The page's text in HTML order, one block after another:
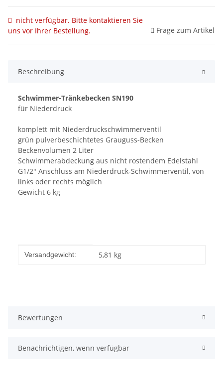
nicht verfügbar. Bitte kontaktieren Sie
uns vor Ihrer Bestellung.
Frage zum Artikel
Beschreibung
Schwimmer-Tränkebecken SN190
für Niederdruck
komplett mit Niederdruckschwimmerventil
grün pulverbeschichtetes Grauguss-Becken
Beckenvolumen 2 Liter
Schwimmerabdeckung aus nicht rostendem Edelstahl
G1/2" Anschluss am Niederdruck-Schwimmerventil, von
links oder rechts möglich
Gewicht 6 kg
Produkteigenschaft
Wert
Versandgewicht: 5,81 kg
Bewertungen
Benachrichtigen, wenn verfügbar